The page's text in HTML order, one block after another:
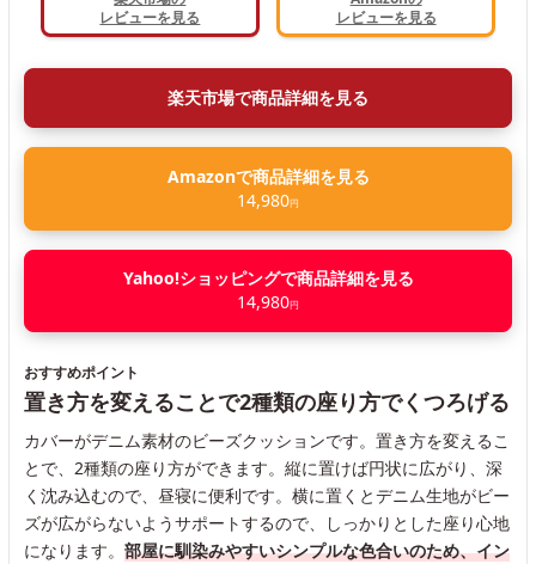
レビューを見る
レビューを見る
楽天市場で商品詳細を見る
Amazonで商品詳細を見る
14,980円
Yahoo!ショッピングで商品詳細を見る
14,980円
おすすめポイント
置き方を変えることで2種類の座り方でくつろげる
カバーがデニム素材のビーズクッションです。置き方を変えるこ
とで、2種類の座り方ができます。縦に置けば円状に広がり、深
く沈み込むので、昼寝に便利です。横に置くとデニム生地がビー
ズが広がらないようサポートするので、しっかりとした座り心地
になります。 部屋に馴染みやすいシンプルな色合いのため、イン